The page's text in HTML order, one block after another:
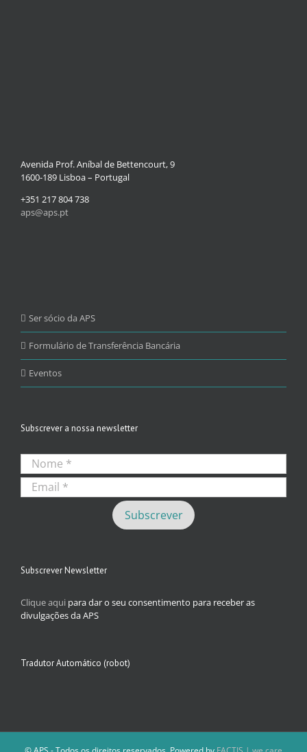
Avenida Prof. Aníbal de Bettencourt, 9
1600-189 Lisboa – Portugal
+351 217 804 738
aps@aps.pt
Ser sócio da APS
Formulário de Transferência Bancária
Eventos
Subscrever a nossa newsletter
Subscrever Newsletter
Clique aqui para dar o seu consentimento para receber as
divulgações da APS
Tradutor Automático (robot)